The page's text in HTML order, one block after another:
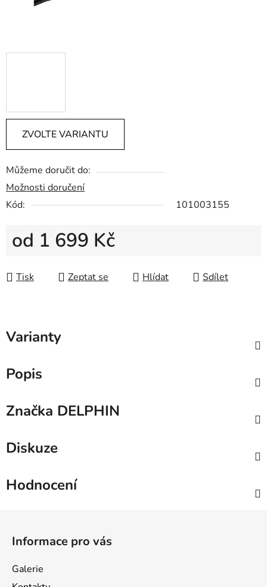
ZVOLTE VARIANTU
Můžeme doručit do:
Možnosti doručení
Kód:
101003155
od 1 699 Kč
Tisk
Zeptat se Hlídat Sdílet
Varianty
Popis
Značka DELPHIN
Diskuze
Hodnocení
Informace pro vás
Galerie